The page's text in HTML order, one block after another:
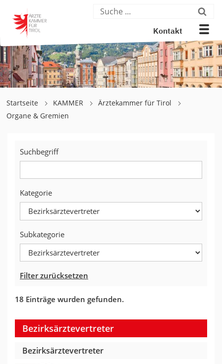
Kontakt
Startseite KAMMER
Ärztekammer für Tirol
Organe & Gremien
Suchbegriff
Kategorie
Subkategorie
Filter zurücksetzen
18 Einträge wurden gefunden.
Bezirksärztevertreter
Bezirksärztevertreter